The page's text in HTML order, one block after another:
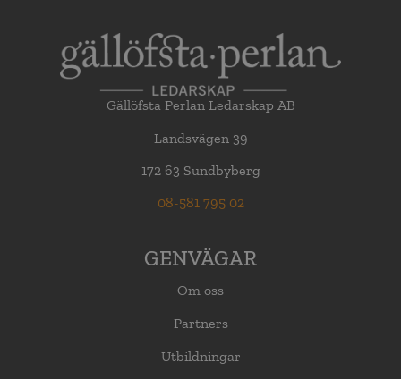
Gällöfsta Perlan Ledarskap AB
Landsvägen 39
172 63 Sundbyberg
08-581 795 02
GENVÄGAR
Om oss
Partners
Utbildningar